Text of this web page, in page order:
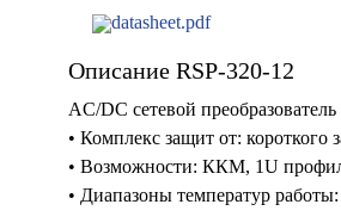
datasheet.pdf
Описание RSP-320-12
AC/DC сетевой
• Комплекс защит от: короткого
• Возможности: ККМ, 1U
• Диапазоны температур